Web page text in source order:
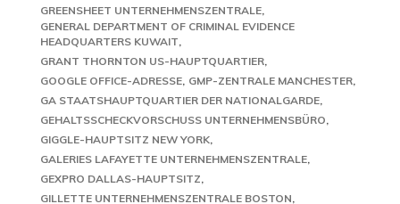
GREENSHEET UNTERNEHMENSZENTRALE
GENERAL DEPARTMENT OF CRIMINAL EVIDENCE
HEADQUARTERS KUWAIT
GRANT THORNTON US-HAUPTQUARTIER
GOOGLE OFFICE-ADRESSE GMP-ZENTRALE MANCHESTER
GA STAATSHAUPTQUARTIER DER NATIONALGARDE
GEHALTSSCHECKVORSCHUSS UNTERNEHMENSBÜRO
GIGGLE-HAUPTSITZ NEW YORK
GALERIES LAFAYETTE UNTERNEHMENSZENTRALE
GEXPRO DALLAS-HAUPTSITZ
GILLETTE UNTERNEHMENSZENTRALE BOSTON